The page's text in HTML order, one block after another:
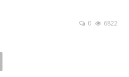
0 6822